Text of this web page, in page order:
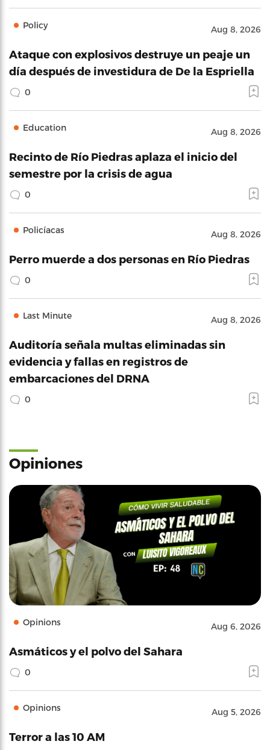
Policy Aug 8, 2026
Ataque con explosivos destruye un peaje un
día después de investidura de De la Espriella
0
Education Aug 8, 2026
Recinto de Río Piedras aplaza el inicio del
semestre por la crisis de agua
0
Policíacas Aug 8, 2026
Perro muerde a dos personas en Río Piedras
0
Last Minute Aug 8, 2026
Auditoría señala multas eliminadas sin
evidencia y fallas en registros de
embarcaciones del DRNA
0
Opiniones
Opinions Aug 6, 2026
Asmáticos y el polvo del Sahara
0
Opinions Aug 5, 2026
Terror a las 10 AM